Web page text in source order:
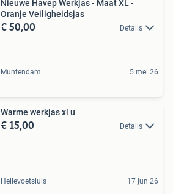
Nieuwe Havep Werkjas - Maat XL -
Oranje Veiligheidsjas
€ 50,00 Details
Muntendam 5 mei 26
Warme werkjas xl u
€ 15,00 Details
Hellevoetsluis 17 jun 26